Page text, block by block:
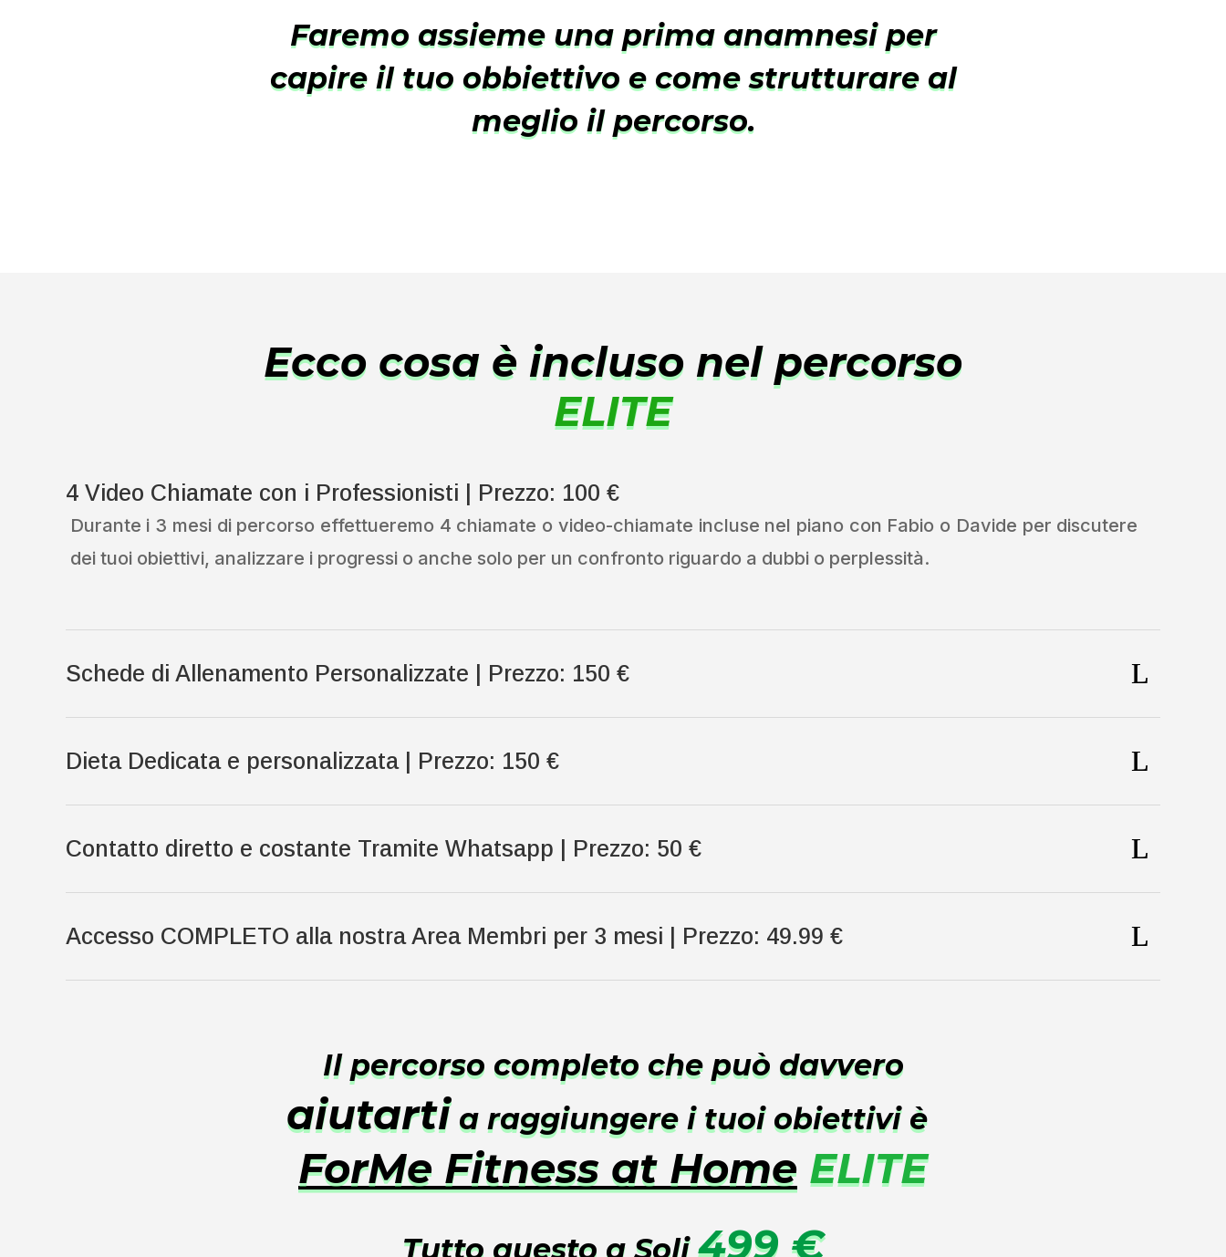
Faremo assieme una prima anamnesi per
capire il tuo obbiettivo e come strutturare al
meglio il percorso.
Ecco cosa è incluso nel percorso
ELITE
4 Video Chiamate con i Professionisti | Prezzo: 100 €
Durante i 3 mesi di percorso effettueremo 4 chiamate o video-chiamate incluse nel piano con Fabio o Davide per discutere
dei tuoi obiettivi, analizzare i progressi o anche solo per un confronto riguardo a dubbi o perplessità.
Schede di Allenamento Personalizzate | Prezzo: 150 €
Dieta Dedicata e personalizzata | Prezzo: 150 €
Contatto diretto e costante Tramite Whatsapp | Prezzo: 50 €
Accesso COMPLETO alla nostra Area Membri per 3 mesi | Prezzo: 49.99 €
Il percorso completo che può davvero
aiutarti a raggiungere i tuoi obiettivi è
ForMe Fitness at Home ELITE
Tutto questo a Soli 499 €